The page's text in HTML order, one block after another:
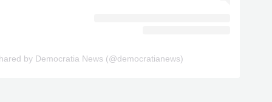
by Democratia News (@democratianews)